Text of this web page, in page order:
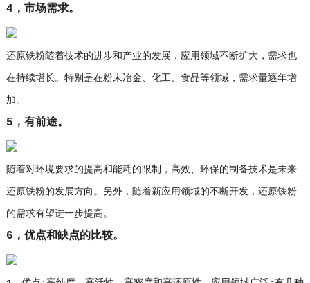
4，市场需求。
还原铁粉随着技术的进步和产业的发展，应用领域不断扩大，需求也
在持续增长。特别是在粉末冶金、化工、食品等领域，需求量逐年增
加。
5，有前途。
随着对环境要求的提高和能耗的限制，高效、环保的制备技术是未来
还原铁粉的发展方向。另外，随着新应用领域的不断开发，还原铁粉
的需求有望进一步提高。
6，优点和缺点的比较。